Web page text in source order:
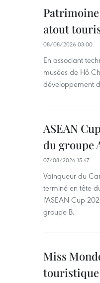
atout
08/08/2026 03:00
En associant
musées de Hô
développement
ASEAN
du groupe
07/08/2026 15:47
Vainqueur du
terminé en tête
l'ASEAN Cup
groupe B.
Miss